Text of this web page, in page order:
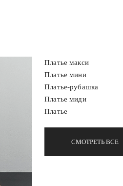
Платье макси
Платье мини
Платье-рубашка
Платье миди
Платье
СМОТРЕТЬ ВСЕ